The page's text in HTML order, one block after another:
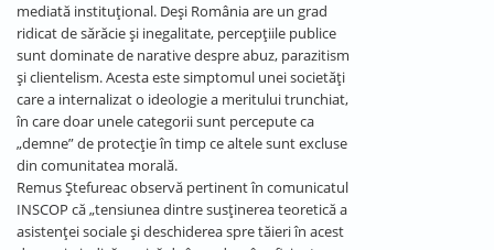
mediată instituțional. Deși România are un grad
ridicat de sărăcie și inegalitate, percepțiile publice
sunt dominate de narative despre abuz, parazitism
și clientelism. Acesta este simptomul unei societăți
care a internalizat o ideologie a meritului trunchiat,
în care doar unele categorii sunt percepute ca
„demne” de protecție în timp ce altele sunt excluse
din comunitatea morală.
Remus Ștefureac observă pertinent în comunicatul
INSCOP că „tensiunea dintre susținerea teoretică a
asistenței sociale și deschiderea spre tăieri în acest